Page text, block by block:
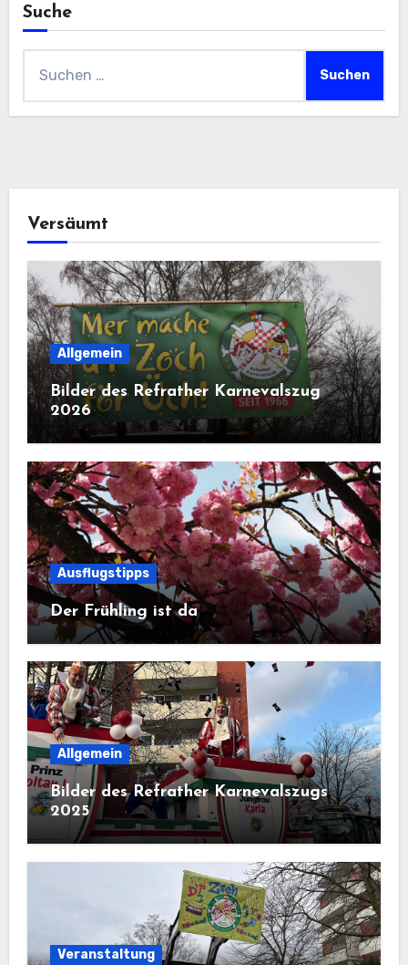
Suche
nach:
Versäumt
Allgemein
Bilder des Refrather Karnevalszug
2026
Ausflugstipps
Der Frühling ist da
Allgemein
Bilder des Refrather Karnevalszugs
2025
Veranstaltung